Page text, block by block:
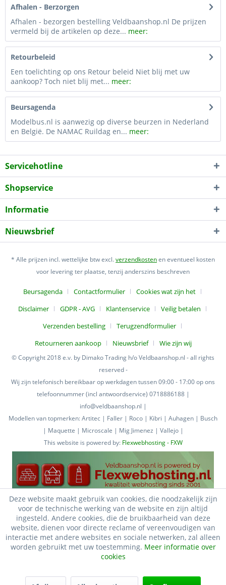
Afhalen - Berzorgen
Afhalen - bezorgen bestelling Veldbaanshop.nl De prijzen
vermeld bij de artikelen op deze... meer:
Retourbeleid
Een toelichting op ons Retour beleid Niet blij met uw
aankoop? Toch niet blij met... meer:
Beursagenda
Modelbus.nl is aanwezig op diverse beurzen in Nederland
en België. De NAMAC Ruildag en... meer:
Servicehotline
Shopservice
Informatie
Nieuwsbrief
* Alle prijzen incl. wettelijke btw excl.verzendkostenen eventueel kosten
voor levering ter plaatse, tenzij anderszins beschreven
Beursagenda Contactformulier
Cookies wat zijn het
Disclaimer
GDPR - AVG Klantenservice
Veilig betalen
Verzenden bestelling
Terugzendformulier
Retourneren aankoop
Nieuwsbrief Wie zijn wij
© Copyright 2018 e.v. by Dimako Trading h/o Veldbaanshop.nl - all rights
reserved -
Wij zijn telefonisch bereikbaar op werkdagen tussen 09:00 - 17:00 op ons
telefoonnummer (incl antwoordservice) 0718886188 |
info@veldbaanshop.nl |
Modellen van topmerken: Artitec | Faller | Roco | Kibri | Auhagen | Busch
| Maquette | Microscale | Mig Jimenez | Vallejo |
This website is powered by: Flexwebhosting - FXW
Deze website maakt gebruik van cookies, die noodzakelijk zijn
voor de technische werking van de website en zijn altijd
ingesteld. Andere cookies, die de bruikbaarheid van deze
website, dienen voor directe reclame of vereenvoudigen van
interactie met andere websites en sociale netwerken, zal alleen
worden gebruikt met uw toestemming. Meer informatie over
cookies